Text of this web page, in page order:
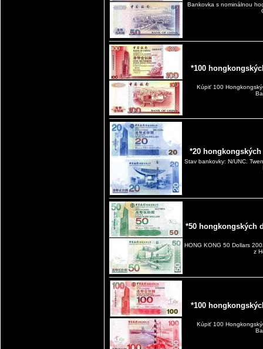
Bankovka s nominálnou
*100
Kúpiť 100
*20 hongkongských
Stav bankovky: N/UNC.
*50 hongkongských
HONG KONG 50 Dollars
z
*100
Kúpiť 100